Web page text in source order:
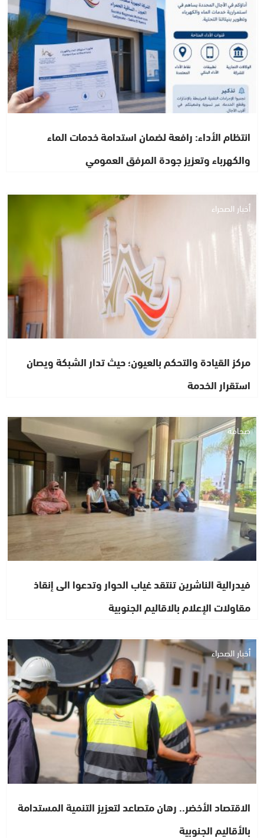
انتظام الأداء: رافعة لضمان استدامة خدمات الماء
والكهرباء وتعزيز جودة المرفق العمومي
أخبار الصحراء
مركز القيادة والتحكم بالعيون؛ حيث تدار الشبكة ويصان
استقرار الخدمة
صحافة
فيدرالية الناشرين تنتقد غياب الحوار وتدعوا الى إنقاذ
مقاولات الإعلام بالاقاليم الجنوبية
أخبار الصحراء
الاقتصاد الأخضر.. رهان متصاعد لتعزيز التنمية المستدامة
بالأقاليم الجنوبية